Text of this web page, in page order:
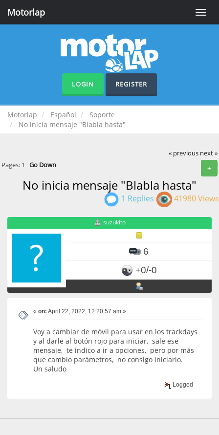
Toggle
Motorlap
LOGIN REGISTER
Motorlap Español
Soporte
No inicia mensaje "Blabla hasta"
« previous next »
+
Pages: 1 Go Down
No inicia mensaje "Blabla hasta"
1 Replies 41980 Views
suzukito
6
+0/-0
« on: April 22, 2022, 12:20:57 am »
Voy a cambiar de móvil para usar en los trackdays
y al darle al botón rojo para iniciar, sale ese
mensaje, te indico a ir a opciones, pero por más
que cambio parámetros, no consigo iniciarlo.
Un saludo
Logged